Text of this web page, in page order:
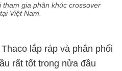
gia phân khúc crossover
Việt Nam.
lắp ráp và phân phối
rất tốt trong nửa đầu